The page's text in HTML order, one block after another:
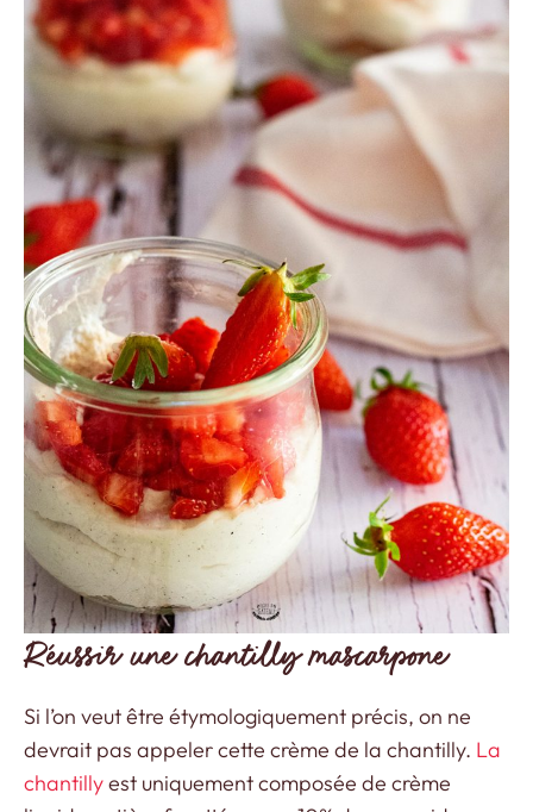
Réussir une chantilly mascarpone
Si l’on veut être étymologiquement précis, on ne
devrait pas appeler cette crème de la chantilly. La
chantillyest uniquement composée de crème